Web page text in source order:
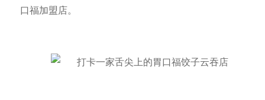
口福加盟店。